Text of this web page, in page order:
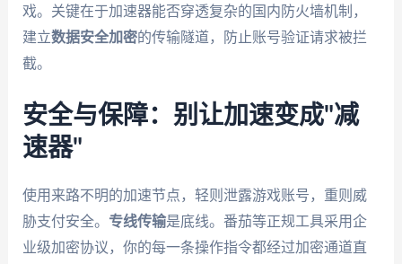
戏。关键在于加速器能否穿透复杂的国内防火墙机制，
建立数据安全加密的传输隧道，防止账号验证请求被拦
截。
安全与保障：别让加速变成"减
速器"
使用来路不明的加速节点，轻则泄露游戏账号，重则威
胁支付安全。 专线传输是底线。番茄等正规工具采用企
业级加密协议，你的每一条操作指令都经过加密通道直